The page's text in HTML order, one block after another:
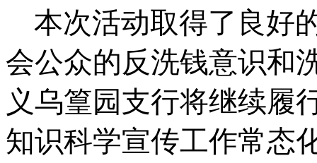
本次活动取得了良好
会公众的反洗钱意识和
义乌篁园支行将继续履
知识科学宣传工作常态